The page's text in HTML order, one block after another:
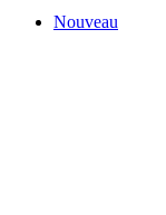
Nouveau